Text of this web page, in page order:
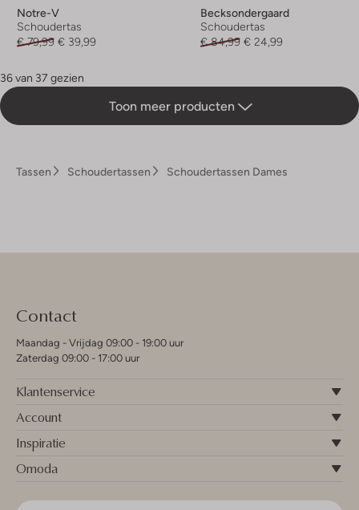
Notre-V
Schoudertas
€ 79,99 € 39,99
Becksondergaard
Schoudertas
€ 84,99 € 24,99
36 van 37 gezien
Toon meer producten
Tassen Schoudertassen Schoudertassen Dames
Contact
Maandag - Vrijdag 09:00 - 19:00 uur
Zaterdag 09:00 - 17:00 uur
Klantenservice
Account
Inspiratie
Omoda